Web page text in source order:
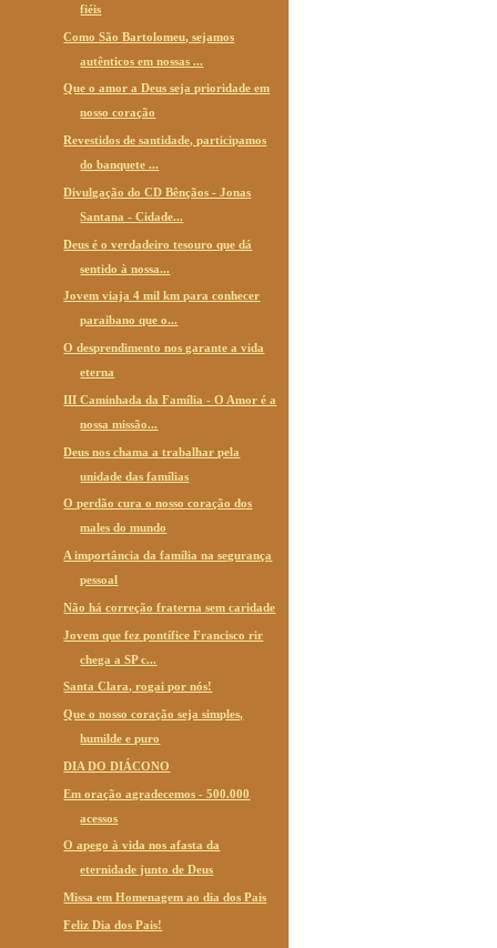
fiéis
Como São Bartolomeu, sejamos
autênticos em nossas ...
Que o amor a Deus seja prioridade em
nosso coração
Revestidos de santidade, participamos
do banquete ...
Divulgação do CD Bênçãos - Jonas
Santana - Cidade...
Deus é o verdadeiro tesouro que dá
sentido à nossa...
Jovem viaja 4 mil km para conhecer
paraibano que o...
O desprendimento nos garante a vida
eterna
III Caminhada da Família - O Amor é a
nossa missão...
Deus nos chama a trabalhar pela
unidade das famílias
O perdão cura o nosso coração dos
males do mundo
A importância da família na segurança
pessoal
Não há correção fraterna sem caridade
Jovem que fez pontífice Francisco rir
chega a SP c...
Santa Clara, rogai por nós!
Que o nosso coração seja simples,
humilde e puro
DIA DO DIÁCONO
Em oração agradecemos - 500.000
acessos
O apego à vida nos afasta da
eternidade junto de Deus
Missa em Homenagem ao dia dos Pais
Feliz Dia dos Pais!